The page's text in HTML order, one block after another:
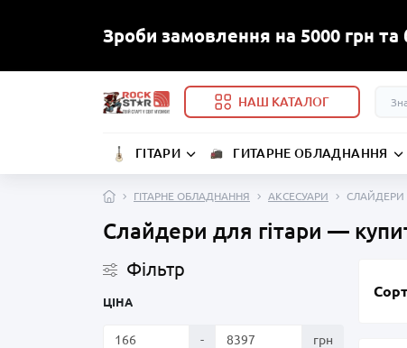
Зроби замовлення на 5000 грн
НАШ КАТАЛОГ
ГІТАРИ ГИТАРНЕ ОБЛАДНАННЯ
ГІТАРНЕ ОБЛАДНАННЯ АКСЕСУАРИ СЛАЙДЕРИ
Слайдери для гітари —
Фiльтр
ЦІНА
- грн